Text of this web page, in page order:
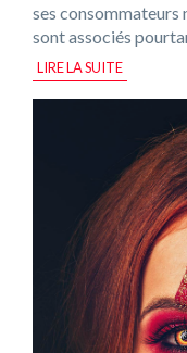
ses consommateurs
sont associés
LIRE LA SUITE